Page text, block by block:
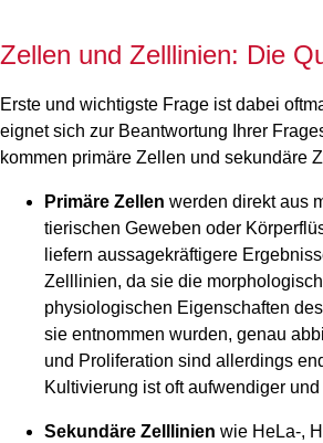
Zellen und Zelllinien: Die
Erste und wichtigste Frage ist dabei
eignet sich zur Beantwortung Ihrer
kommen primäre Zellen und sekundäre
Primäre Zellen werden direkt aus
tierischen Geweben oder
liefern aussagekräftigere
Zelllinien, da sie die
physiologischen Eigenschaften
sie entnommen wurden, genau
und Proliferation sind allerdings
Kultivierung ist oft aufwendiger und
Sekundäre Zelllinien wie HeLa-,